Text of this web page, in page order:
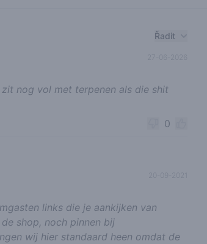
Řadit
nog vol met terpenen als die shit
0
links die je aankijken van
shop, noch pinnen bij
wij hier standaard heen omdat de